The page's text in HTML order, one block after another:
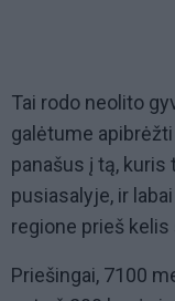
Tai rodo neolito
galėtume
panašus į tą, kuris
pusiasalyje, ir
regione prieš
Priešingai, 7100